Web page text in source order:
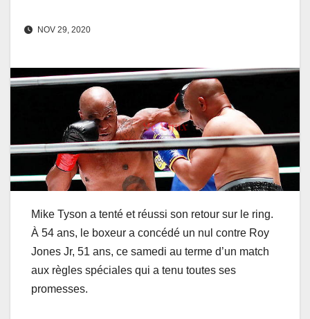
NOV 29, 2020
Mike Tyson a tenté et réussi son retour sur le ring.
À 54 ans, le boxeur a concédé un nul contre Roy
Jones Jr, 51 ans, ce samedi au terme d’un match
aux règles spéciales qui a tenu toutes ses
promesses.